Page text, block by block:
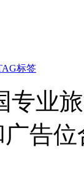
标签
专业
告